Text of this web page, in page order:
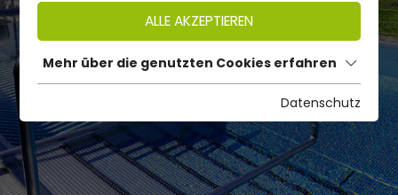
ALLE AKZEPTIEREN
Mehr über die genutzten Cookies erfahren
Datenschutz